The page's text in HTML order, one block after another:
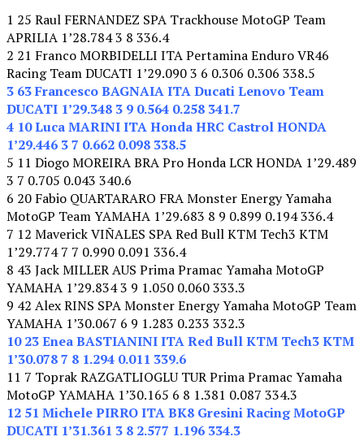
1 25 Raul FERNANDEZ SPA Trackhouse MotoGP Team
APRILIA 1’28.784 3 8 336.4
2 21 Franco MORBIDELLI ITA Pertamina Enduro VR46
Racing Team DUCATI 1’29.090 3 6 0.306 0.306 338.5
3 63 Francesco BAGNAIA ITA Ducati Lenovo Team
DUCATI 1’29.348 3 9 0.564 0.258 341.7
4 10 Luca MARINI ITA Honda HRC Castrol HONDA
1’29.446 3 7 0.662 0.098 338.5
5 11 Diogo MOREIRA BRA Pro Honda LCR HONDA 1’29.489
3 7 0.705 0.043 340.6
6 20 Fabio QUARTARARO FRA Monster Energy Yamaha
MotoGP Team YAMAHA 1’29.683 8 9 0.899 0.194 336.4
7 12 Maverick VIÑALES SPA Red Bull KTM Tech3 KTM
1’29.774 7 7 0.990 0.091 336.4
8 43 Jack MILLER AUS Prima Pramac Yamaha MotoGP
YAMAHA 1’29.834 3 9 1.050 0.060 333.3
9 42 Alex RINS SPA Monster Energy Yamaha MotoGP Team
YAMAHA 1’30.067 6 9 1.283 0.233 332.3
10 23 Enea BASTIANINI ITA Red Bull KTM Tech3 KTM
1’30.078 7 8 1.294 0.011 339.6
11 7 Toprak RAZGATLIOGLU TUR Prima Pramac Yamaha
MotoGP YAMAHA 1’30.165 6 8 1.381 0.087 334.3
12 51 Michele PIRRO ITA BK8 Gresini Racing MotoGP
DUCATI 1’31.361 3 8 2.577 1.196 334.3